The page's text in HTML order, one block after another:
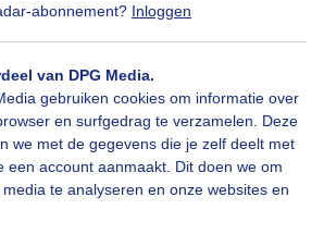
abonnement? Inloggen
van DPG Media.
gebruiken cookies om informatie over
en surfgedrag te verzamelen. Deze
we met de gegevens die je zelf deelt met
een account aanmaakt. Dit doen we om
te analyseren en onze websites en